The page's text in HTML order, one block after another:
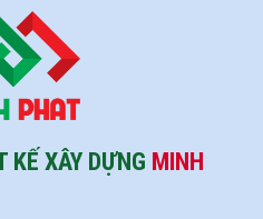
KẾ XÂY DỰNG MINH